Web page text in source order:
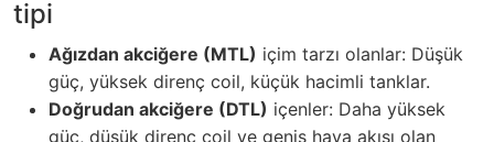
tipi
Ağızdan akciğere (MTL) içim tarzı olanlar: Düşük
güç, yüksek direnç coil, küçük hacimli tanklar.
Doğrudan akciğere (DTL) içenler: Daha yüksek
güç, düşük direnç coil ve geniş hava akışı olan